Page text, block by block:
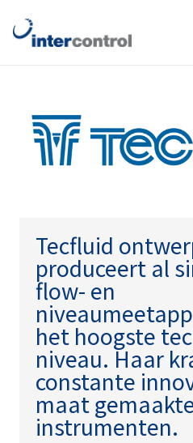
Tecfluid
produceert al
flow- en
het hoogste
niveau. Haar
constante
maat
instrumenten.